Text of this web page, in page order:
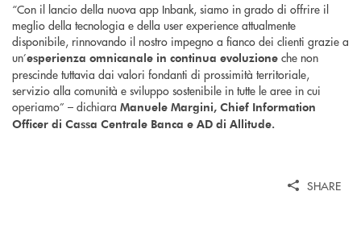
“Con il lancio della nuova app Inbank, siamo in grado di offrire il
meglio della tecnologia e della user experience attualmente
disponibile, rinnovando il nostro impegno a fianco dei clienti grazie a
un’esperienza omnicanale in continua evoluzione che non
prescinde tuttavia dai valori fondanti di prossimità territoriale,
servizio alla comunità e sviluppo sostenibile in tutte le aree in cui
operiamo” – dichiara Manuele Margini, Chief Information
Officer di Cassa Centrale Banca e AD di Allitude.
SHARE